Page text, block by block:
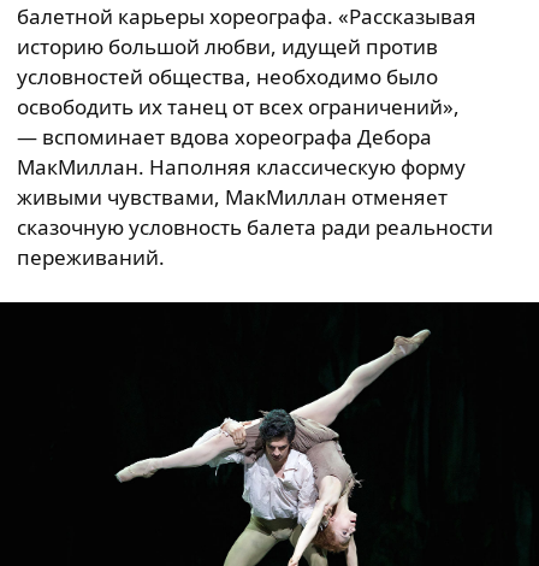
балетной карьеры хореографа. «Рассказывая
историю большой любви, идущей против
условностей общества, необходимо было
освободить их танец от всех ограничений»,
— вспоминает вдова хореографа Дебора
МакМиллан. Наполняя классическую форму
живыми чувствами, МакМиллан отменяет
сказочную условность балета ради реальности
переживаний.